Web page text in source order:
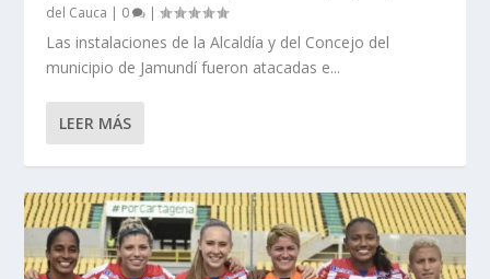
del Cauca | 0 |
Las instalaciones de la Alcaldía y del Concejo del
municipio de Jamundí fueron atacadas e...
LEER MÁS